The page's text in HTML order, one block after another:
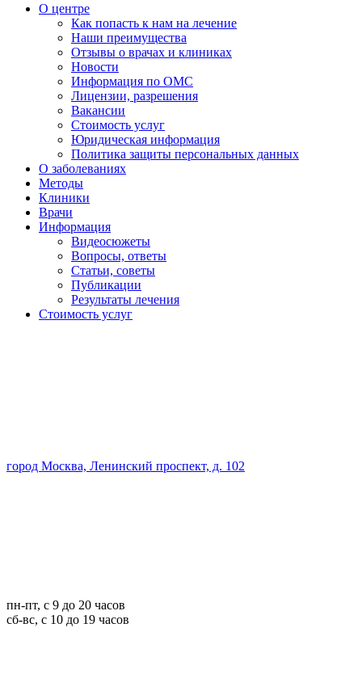
О центре
Как попасть к нам на лечение
Наши преимущества
Отзывы о врачах и клиниках
Новости
Информация по ОМС
Лицензии, разрешения
Вакансии
Стоимость услуг
Юридическая информация
Политика защиты персональных данных
О заболеваниях
Методы
Клиники
Врачи
Информация
Видеосюжеты
Вопросы, ответы
Статьи, советы
Публикации
Результаты лечения
Стоимость услуг
город Москва, Ленинский проспект, д. 102
пн-пт, с 9 до 20 часов
сб-вс, с 10 до 19 часов